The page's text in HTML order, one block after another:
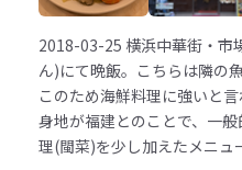
2018-03-25 横浜中華街・市
ん)にて晩飯。こちらは隣の
このため海鮮料理に強いと
身地が福建とのことで、一
理(閩菜)を少し加えたメニュ